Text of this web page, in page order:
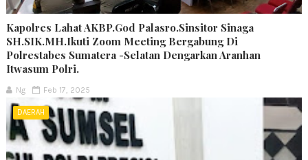
Kapolres Lahat AKBP.God Palasro.Sinsitor Sinaga
SH.SIK.MH.Ikuti Zoom Meeting Bergabung Di
Polrestabes Sumatera -Selatan Dengarkan Aranhan
Itwasum Polri.
Ng Feb 17, 2025
DAERAH